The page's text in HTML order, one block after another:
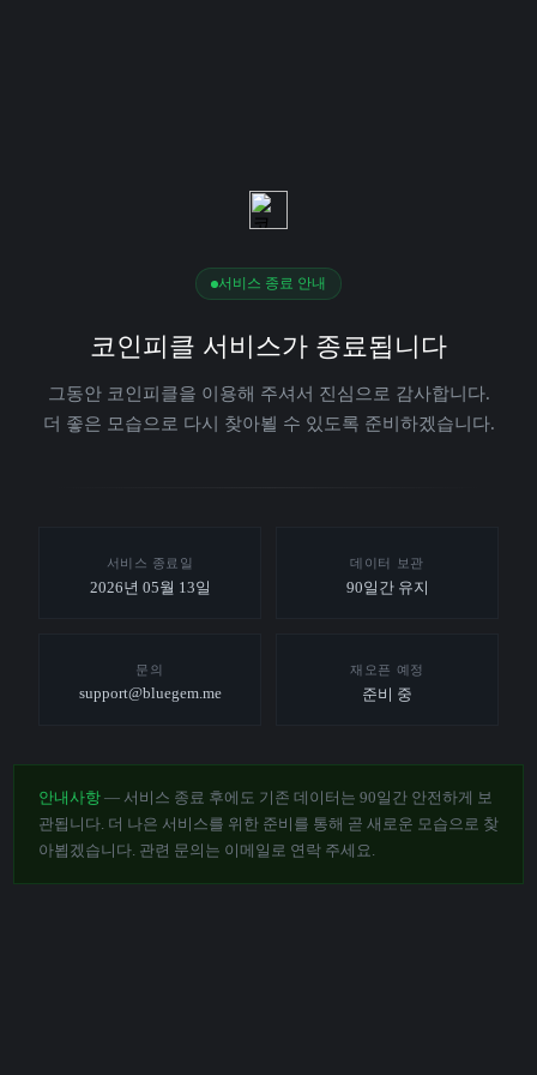
서비스 종료 안내
코인피클 서비스가 종료됩니다
그동안 코인피클을 이용해 주셔서 진심으로 감사합니다.
더 좋은 모습으로 다시 찾아뵐 수 있도록 준비하겠습니다.
서비스 종료일
2026년 05월 13일
데이터 보관
90일간 유지
문의
support@bluegem.me
재오픈 예정
준비 중
안내사항 — 서비스 종료 후에도 기존 데이터는 90일간 안전하게 보
관됩니다. 더 나은 서비스를 위한 준비를 통해 곧 새로운 모습으로 찾
아뵙겠습니다. 관련 문의는 이메일로 연락 주세요.